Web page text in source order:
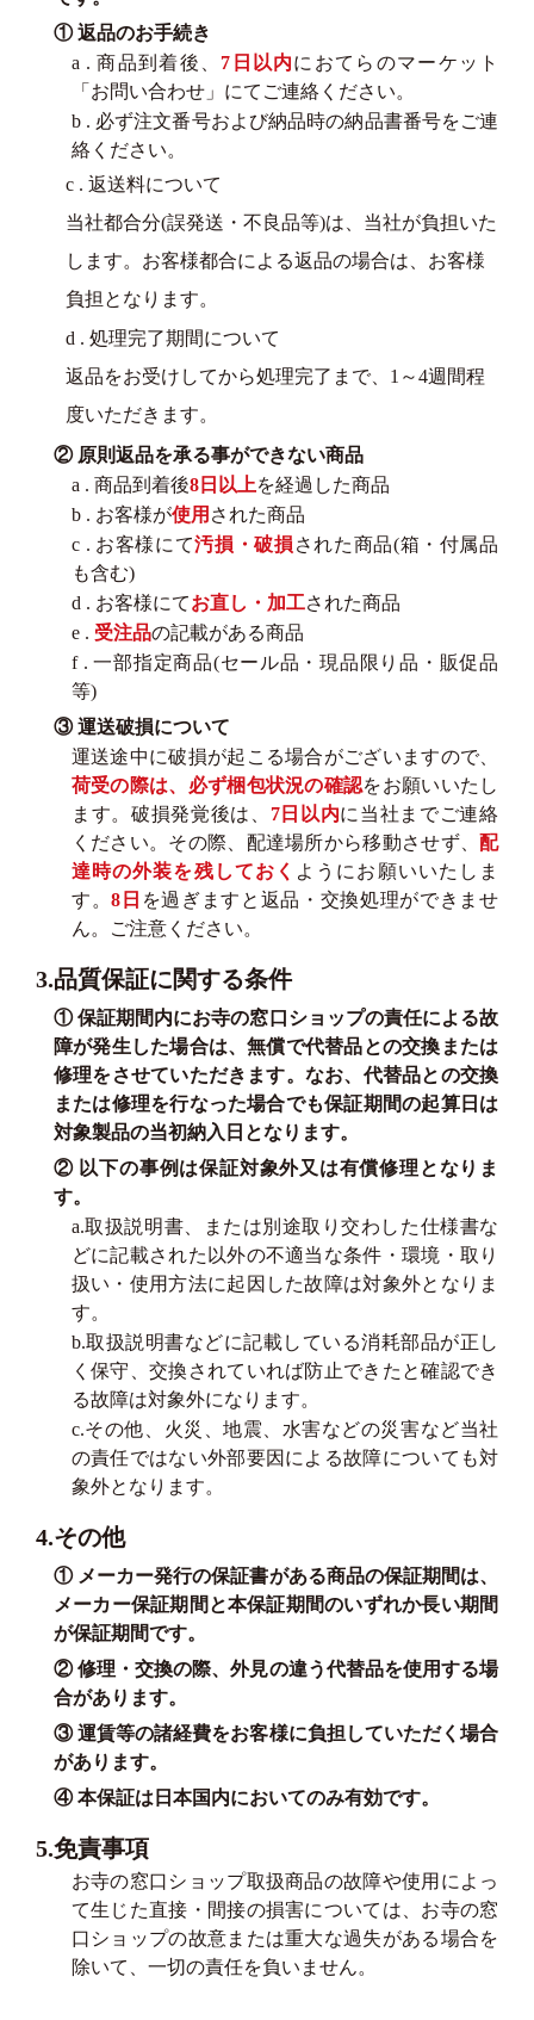
① 返品のお手続き
a . 商品到着後、 7日以内におてらのマーケット
「お問い合わせ」にてご連絡ください。
b . 必ず注文番号および納品時の納品書番号をご連
絡ください。
c . 返送料について
当社都合分(誤発送・不良品等)は、当社が負担いた
します。お客様都合による返品の場合は、お客様
負担となります。
d . 処理完了期間について
返品をお受けしてから処理完了まで、1～4週間程
度いただきます。
② 原則返品を承る事ができない商品
a . 商品到着後8日以上を経過した商品
b . お客様が使用 された商品
c . お客様にて汚損・破損 された商品(箱・付属品
も含む)
d . お客様にてお直し・加工された商品
e . 受注品の記載がある商品
f . 一部指定商品(セール品・現品限り品・販促品
等)
③ 運送破損について
運送途中に破損が起こる場合がございますので、
荷受の際は、必ず梱包状況の確認をお願いいたし
ます。破損発覚後は、 7日以内に当社までご連絡
ください。その際、配達場所から移動させず、配
達時の外装を残しておく ようにお願いいたしま
す。8日 を過ぎますと返品・交換処理ができませ
ん。ご注意ください。
3.品質保証に関する条件
① 保証期間内にお寺の窓口ショップの責任による故
障が発生した場合は、無償で代替品との交換または
修理をさせていただきます。なお、代替品との交換
または修理を行なった場合でも保証期間の起算日は
対象製品の当初納入日となります。
② 以下の事例は保証対象外又は有償修理となりま
す。
a.取扱説明書、または別途取り交わした仕様書な
どに記載された以外の不適当な条件・環境・取り
扱い・使用方法に起因した故障は対象外となりま
す。
b.取扱説明書などに記載している消耗部品が正し
く保守、交換されていれば防止できたと確認でき
る故障は対象外になります。
c.その他、火災、地震、水害などの災害など当社
の責任ではない外部要因による故障についても対
象外となります。
4.その他
① メーカー発行の保証書がある商品の保証期間は、
メーカー保証期間と本保証期間のいずれか長い期間
が保証期間です。
② 修理・交換の際、外見の違う代替品を使用する場
合があります。
③ 運賃等の諸経費をお客様に負担していただく場合
があります。
④ 本保証は日本国内においてのみ有効です。
5.免責事項
お寺の窓口ショップ取扱商品の故障や使用によっ
て生じた直接・間接の損害については、お寺の窓
口ショップの故意または重大な過失がある場合を
除いて、一切の責任を負いません。